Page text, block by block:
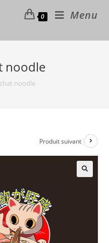
0 Menu
noodle
noodle
Produit suivant